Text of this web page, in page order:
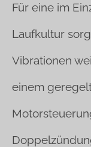
Für eine im
Laufkultur
Vibrationen
einem